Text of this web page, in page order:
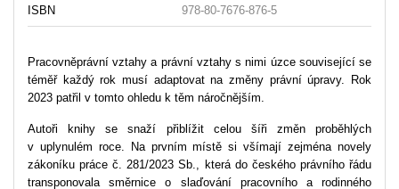
ISBN 978-80-7676-876-5
Pracovněprávní vztahy a právní vztahy s nimi úzce související se
téměř každý rok musí adaptovat na změny právní úpravy. Rok
2023 patřil v tomto ohledu k těm náročnějším.
Autoři knihy se snaží přiblížit celou šíři změn proběhlých
v uplynulém roce. Na prvním místě si všímají zejména novely
zákoníku práce č. 281/2023 Sb., která do českého právního řádu
transponovala směrnice o slaďování pracovního a rodinného